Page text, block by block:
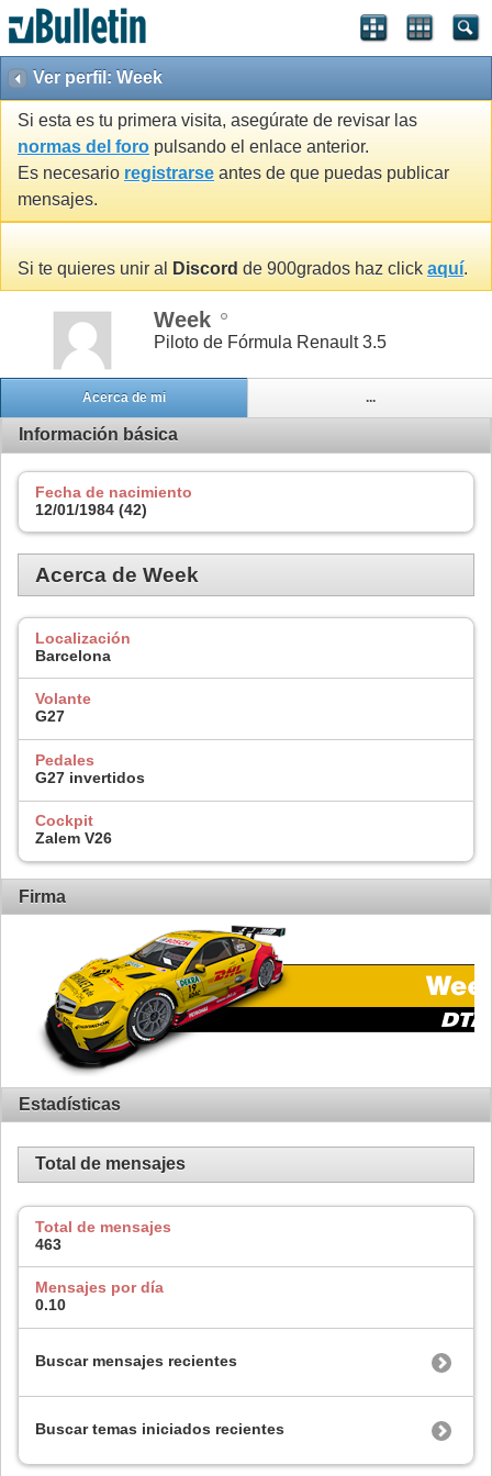
Ver perfil: Week
Si esta es tu primera visita, asegúrate de revisar las
normas del foro pulsando el enlace anterior.
Es necesario registrarse antes de que puedas publicar
mensajes.
Si te quieres unir al Discord de 900grados haz click aquí.
Week
Piloto de Fórmula Renault 3.5
Acerca de mi ...
Información básica
Fecha de nacimiento
12/01/1984 (42)
Acerca de Week
Localización
Barcelona
Volante
G27
Pedales
G27 invertidos
Cockpit
Zalem V26
Firma
Estadísticas
Total de mensajes
Total de mensajes
463
Mensajes por día
0.10
Buscar mensajes recientes
Buscar temas iniciados recientes